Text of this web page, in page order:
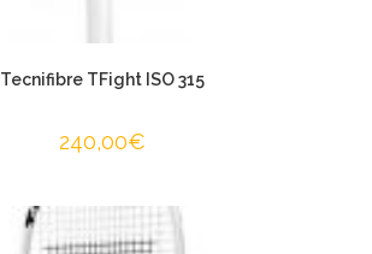
Tecnifibre TFight ISO 315
240,00€